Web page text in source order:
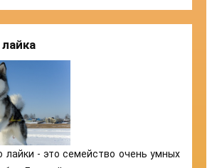
лайки - это семейство очень умных